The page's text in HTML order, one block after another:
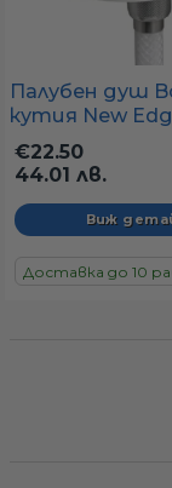
Палубен душ
кутия New
компактна и
устойчива
мм
монтаж)
€22.50
44.01 лв.
Виж
Доставка до 10